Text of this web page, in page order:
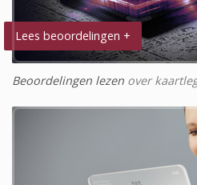
Lees beoordelingen +
Beoordelingen lezen over